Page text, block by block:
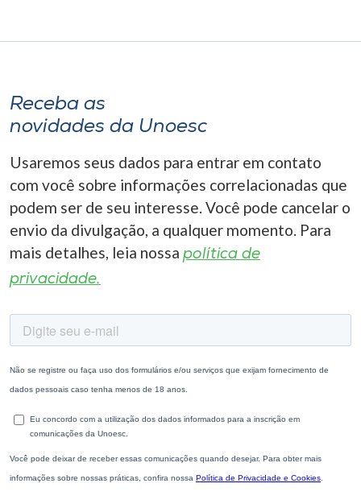
Receba as
novidades da Unoesc
Usaremos seus dados para entrar em contato
com você sobre informações correlacionadas que
podem ser de seu interesse. Você pode cancelar o
envio da divulgação, a qualquer momento. Para
mais detalhes, leia nossa política de
privacidade.